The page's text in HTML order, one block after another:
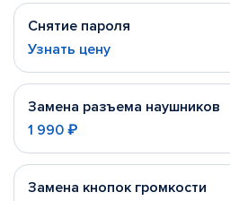
Снятие пароля
Узнать цену
Замена разъема наушников
1 990 ₽
Замена кнопок громкости